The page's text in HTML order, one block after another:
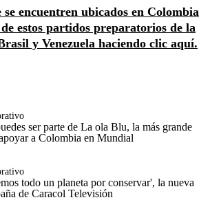
encuentren ubicados en Colombia
estos partidos preparatorios de la
y Venezuela haciendo clic aquí.
ser parte de La ola Blu, la más grande
a Colombia en Mundial
todo un planeta por conservar', la nueva
de Caracol Televisión